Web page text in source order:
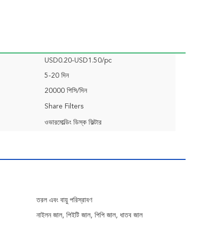
USD0.20-USD1.50/pc
5-20 দিন
20000 পিসি/দিন
Share Filters
ওভারমোল্ডিং ডিস্ক ফিল্টার
তরল এবং বায়ু পরিস্রাবণ
নাইলন জাল, পিইটি জাল, পিপি জাল, ধাতব জাল